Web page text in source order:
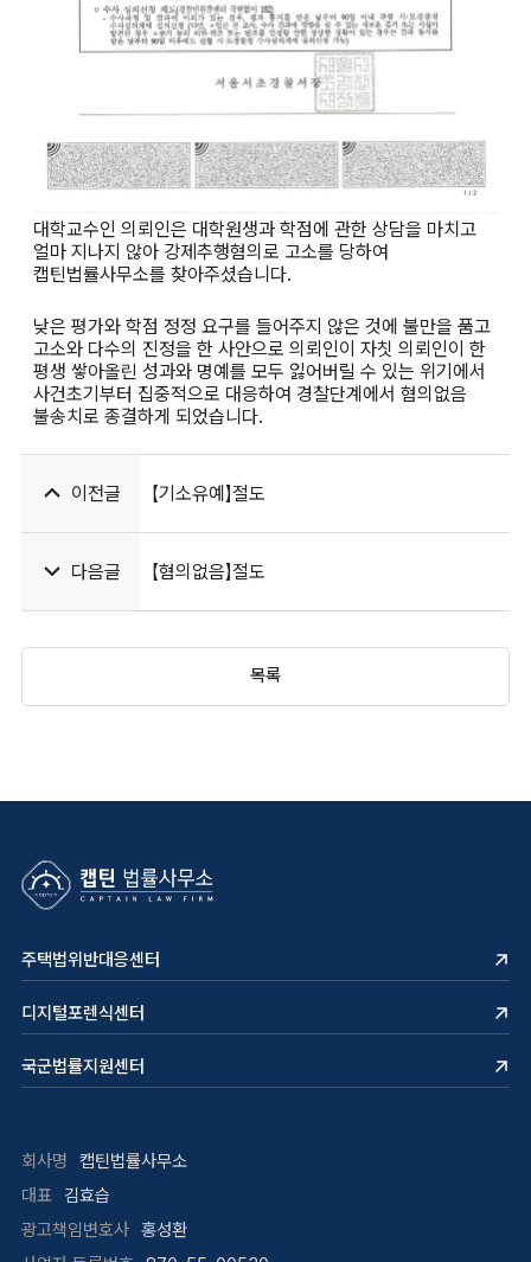
대학교수인 의뢰인은 대학원생과 학점에 관한 상담을 마치고
얼마 지나지 않아 강제추행혐의로 고소를 당하여
캡틴법률사무소를 찾아주셨습니다.
낮은 평가와 학점 정정 요구를 들어주지 않은 것에 불만을 품고
고소와 다수의 진정을 한 사안으로 의뢰인이 자칫 의뢰인이 한
평생 쌓아올린 성과와 명예를 모두 잃어버릴 수 있는 위기에서
사건초기부터 집중적으로 대응하여 경찰단계에서 혐의없음
불송치로 종결하게 되었습니다.
이전글 【기소유예】절도
다음글 【혐의없음】절도
목록
주택법위반대응센터
디지털포렌식센터
국군법률지원센터
회사명
캡틴법률사무소
대표
김효습
광고책임변호사 홍성환